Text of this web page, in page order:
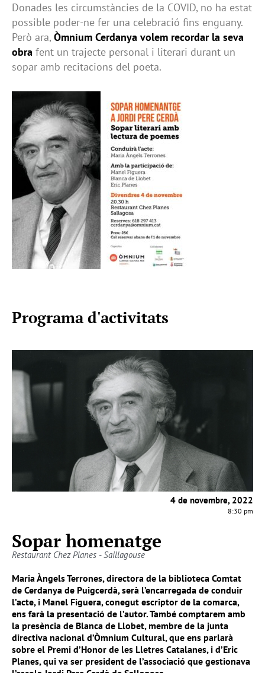
Donades les circumstàncies de la COVID, no ha estat
possible poder-ne fer una celebració fins enguany.
Però ara, Òmnium Cerdanya volem recordar la seva
obra fent un trajecte personal i literari durant un
sopar amb recitacions del poeta.
Programa d'activitats
4 de novembre, 2022
8:30 pm
Sopar homenatge
Restaurant Chez Planes - Saillagouse
Maria Àngels Terrones, directora de la biblioteca Comtat
de Cerdanya de Puigcerdà, serà l’encarregada de conduir
l’acte, i Manel Figuera, conegut escriptor de la comarca,
ens farà la presentació de l’autor. També comptarem amb
la presència de Blanca de Llobet, membre de la junta
directiva nacional d’Òmnium Cultural, que ens parlarà
sobre el Premi d’Honor de les Lletres Catalanes, i d’Eric
Planes, qui va ser president de l’associació que gestionava